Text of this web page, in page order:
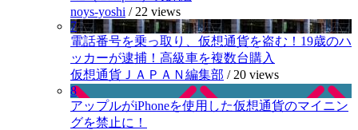
noys-yoshi / 22 views
7
電話番号を乗っ取り、仮想通貨を盗む！19歳のハ
ッカーが逮捕！高級車を複数台購入
仮想通貨ＪＡＰＡＮ編集部 / 20 views
8
アップルがiPhoneを使用した仮想通貨のマイニン
グを禁止に！